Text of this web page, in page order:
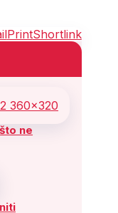
PrintShortlink
ne